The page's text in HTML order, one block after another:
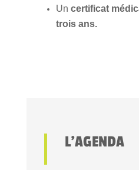
Un certificat
trois ans.
L’AGENDA